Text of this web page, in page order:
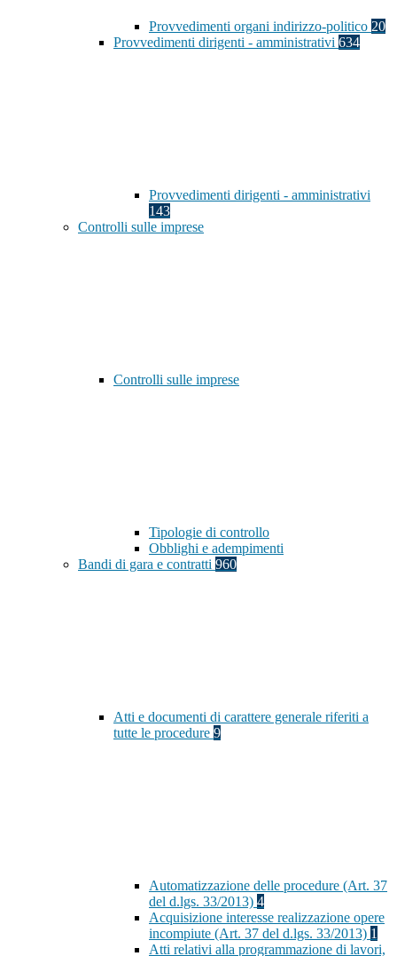
Provvedimenti organi indirizzo-politico 20
Provvedimenti dirigenti - amministrativi 634
Provvedimenti dirigenti - amministrativi
143
Controlli sulle imprese
Controlli sulle imprese
Tipologie di controllo
Obblighi e adempimenti
Bandi di gara e contratti 960
Atti e documenti di carattere generale riferiti a
tutte le procedure 9
Automatizzazione delle procedure (Art. 37
del d.lgs. 33/2013) 4
Acquisizione interesse realizzazione opere
incompiute (Art. 37 del d.lgs. 33/2013) 1
Atti relativi alla programmazione di lavori,